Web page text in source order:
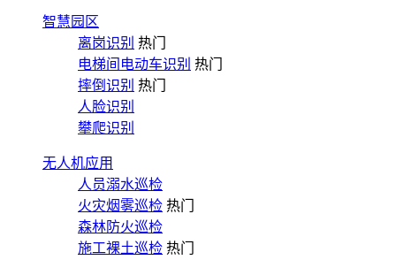
智慧园区
离岗识别 热门
电梯间电动车识别 热门
摔倒识别 热门
人脸识别
攀爬识别
无人机应用
人员溺水巡检
火灾烟雾巡检 热门
森林防火巡检
施工裸土巡检 热门